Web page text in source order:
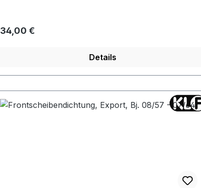
Regulärer Preis:
34,00 €
Details